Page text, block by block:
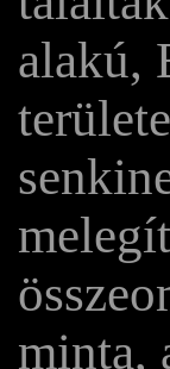
alakú,
minta,